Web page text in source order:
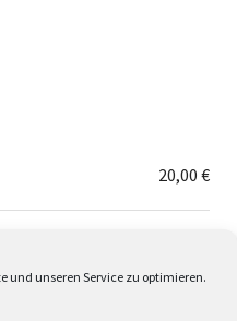
und unseren Service zu optimieren.
20,00 €